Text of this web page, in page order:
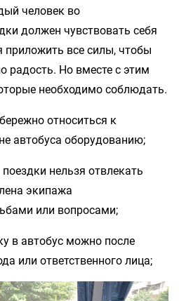
человек во
должен чувствовать себя
все силы, чтобы
радость. Но вместе с этим
необходимо соблюдать.
относиться к
автобуса оборудованию;
нельзя отвлекать
экипажа
или вопросами;
в автобус можно после
или ответственного лица;